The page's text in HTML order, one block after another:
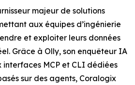
majeur de solutions
aux équipes d’ingénierie
et exploiter leurs données
Grâce à Olly, son enquêteur IA
interfaces MCP et CLI dédiées
sur des agents, Coralogix